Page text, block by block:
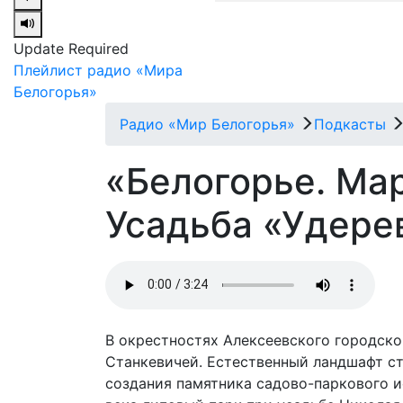
Update Required
Плейлист радио «Мира
Белогорья»
Радио «Мир Белогорья»
Подкасты
«Белогорье.
Усадьба
В окрестностях Алексеевского
Станкевичей. Естественный ландшафт
создания памятника садово-паркового